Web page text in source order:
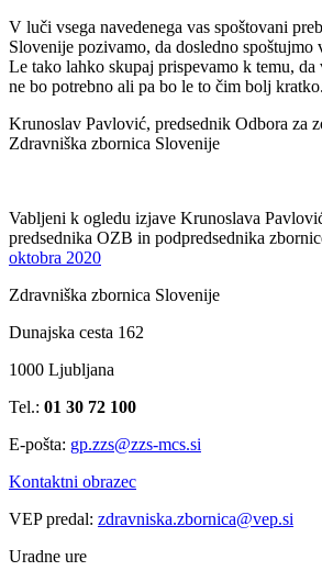
V luči vsega navedenega vas spoštovani
Slovenije pozivamo, da dosledno spoštujmo
Le tako lahko skupaj prispevamo k temu, da
ne bo potrebno ali pa bo le to čim bolj kratko.
Krunoslav Pavlović, predsednik Odbora za
Zdravniška zbornica Slovenije
Vabljeni k ogledu izjave Krunoslava
predsednika OZB in podpredsednika
oktobra 2020
Zdravniška zbornica Slovenije
Dunajska cesta 162
1000 Ljubljana
Tel.: 01 30 72 100
E-pošta: gp.zzs@zzs-mcs.si
Kontaktni obrazec
VEP predal: zdravniska.zbornica@vep.si
Uradne ure